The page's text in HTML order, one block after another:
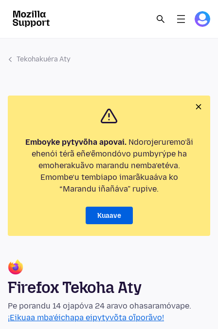
Tekohakuéra Aty
Emboyke pytyvõha apovai.Ndorojeruremo’ãi
ehenói térã eñe’ẽmondóvo pumbyrýpe ha
emoherakuãvo marandu nemba’etéva.
Emombe’u tembiapo imarãkuaáva ko
“Marandu iñañáva” rupive.
Kuaave
Firefox Tekoha Aty
Pe porandu 14 ojapóva 24 aravo ohasaramóvape.
¡Eikuaa mba’éichapa eipytyvõta oĩporãvo!